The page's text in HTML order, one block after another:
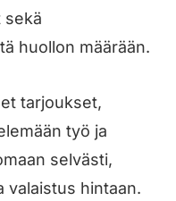
sekä
huollon määrään.
tarjoukset,
työ ja
selvästi,
valaistus hintaan.